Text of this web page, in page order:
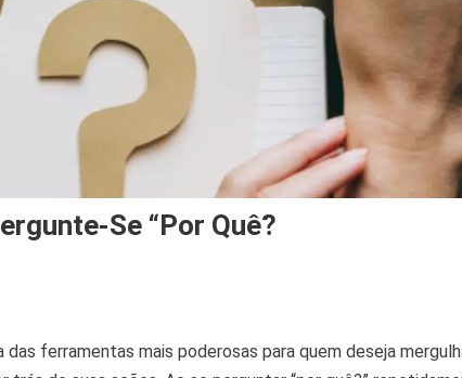
Se “Por Quê?
das ferramentas mais poderosas para quem deseja